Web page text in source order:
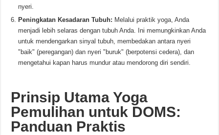
nyeri.
Peningkatan Kesadaran Tubuh: Melalui praktik yoga, Anda
menjadi lebih selaras dengan tubuh Anda. Ini memungkinkan Anda
untuk mendengarkan sinyal tubuh, membedakan antara nyeri
"baik" (peregangan) dan nyeri "buruk" (berpotensi cedera), dan
mengetahui kapan harus mundur atau mendorong diri sendiri.
Prinsip Utama Yoga
Pemulihan untuk DOMS:
Panduan Praktis